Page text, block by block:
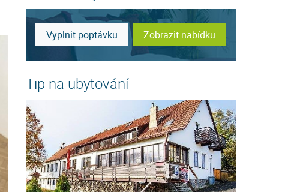
Vyplnit poptávku Zobrazit nabídku
Tip na ubytování